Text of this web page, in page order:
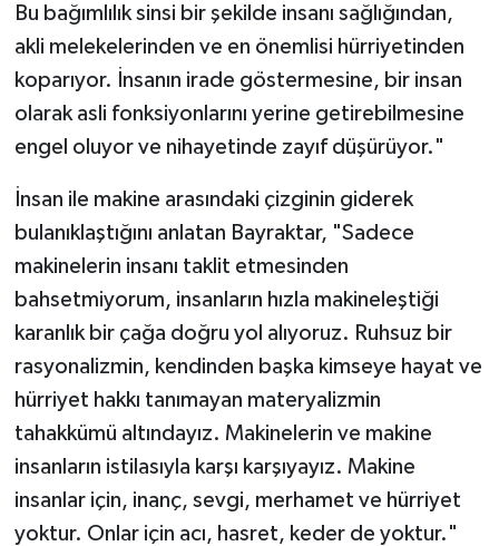
Bu bağımlılık sinsi bir şekilde insanı sağlığından,
akli melekelerinden ve en önemlisi hürriyetinden
koparıyor. İnsanın irade göstermesine, bir insan
olarak asli fonksiyonlarını yerine getirebilmesine
engel oluyor ve nihayetinde zayıf düşürüyor."
İnsan ile makine arasındaki çizginin giderek
bulanıklaştığını anlatan Bayraktar, "Sadece
makinelerin insanı taklit etmesinden
bahsetmiyorum, insanların hızla makineleştiği
karanlık bir çağa doğru yol alıyoruz. Ruhsuz bir
rasyonalizmin, kendinden başka kimseye hayat ve
hürriyet hakkı tanımayan materyalizmin
tahakkümü altındayız. Makinelerin ve makine
insanların istilasıyla karşı karşıyayız. Makine
insanlar için, inanç, sevgi, merhamet ve hürriyet
yoktur. Onlar için acı, hasret, keder de yoktur."